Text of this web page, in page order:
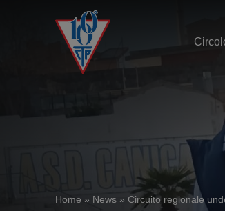
Home » News » Circuito regionale